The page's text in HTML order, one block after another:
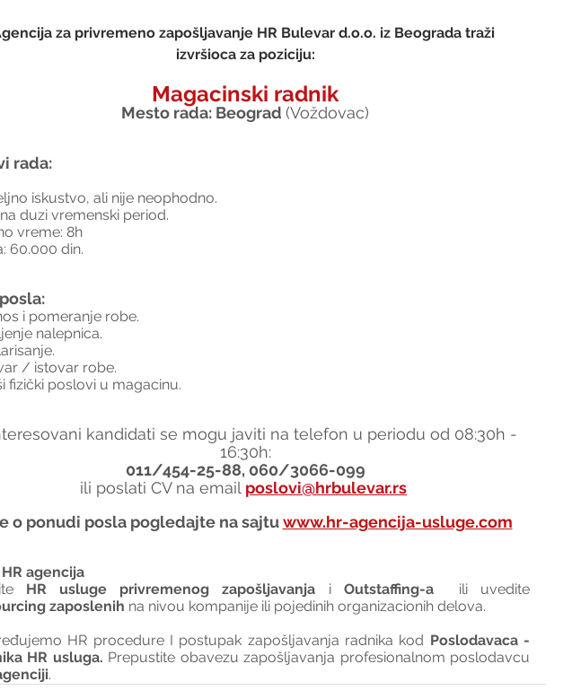
za privremeno zapošljavanje HR Bulevar d.o.o. iz Beograda traži
izvršioca za poziciju:
Magacinski radnik
Mesto rada: Beograd (Voždovac)
rada:
iskustvo, ali nije neophodno.
duzi vremenski period.
vreme: 8h
60.000 din.
i pomeranje robe.
nalepnica.
/ istovar robe.
fizički poslovi u magacinu.
kandidati se mogu javiti na telefon u periodu od 08:30h -
16:30h:
011/454-25-88, 060/3066-099
ili poslati CV na email poslovi@hrbulevar.rs
o ponudi posla pogledajte na sajtu www.hr-agencija-usluge.com
agencija
HR usluge privremenog zapošljavanja i Outstaffing-a
zaposlenih na nivou kompanije ili pojedinih organizacionih delova.
HR procedure I postupak zapošljavanja radnika kod Poslodavaca -
HR usluga. Prepustite obavezu zapošljavanja profesionalnom poslodavcu
.